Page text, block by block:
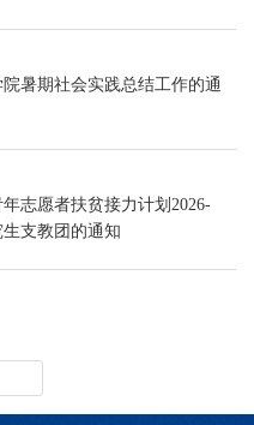
暑期社会实践总结工作的通
志愿者扶贫接力计划2026-
支教团的通知